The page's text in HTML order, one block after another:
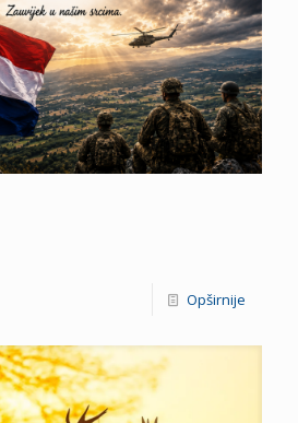
Opširnije